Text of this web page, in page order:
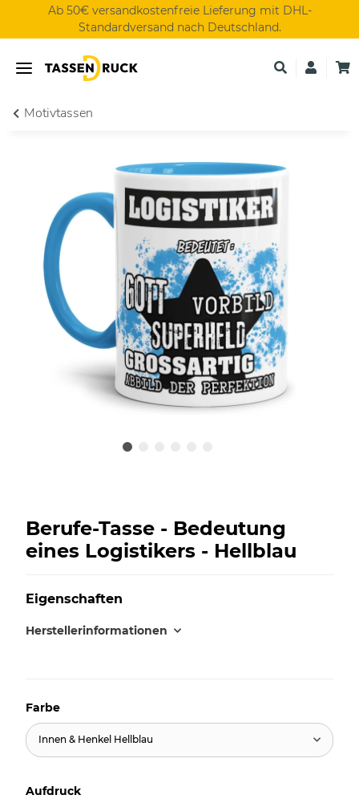
Ab 50€ versandkostenfreie Lieferung mit DHL-
Standardversand nach Deutschland.
Motivtassen
Berufe-Tasse - Bedeutung
eines Logistikers - Hellblau
Eigenschaften
Herstellerinformationen
Farbe
Innen & Henkel Hellblau
Aufdruck